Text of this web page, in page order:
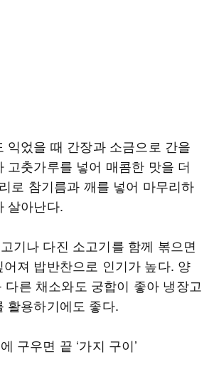
익었을 때 간장과 소금으로 간을
고춧가루를 넣어 매콤한 맛을 더
로 참기름과 깨를 넣어 마무리하
살아난다.
기나 다진 소고기를 함께 볶으면
져 밥반찬으로 인기가 높다. 양
다른 채소와도 궁합이 좋아 냉장고
활용하기에도 좋다.
구우면 끝 ‘가지 구이’